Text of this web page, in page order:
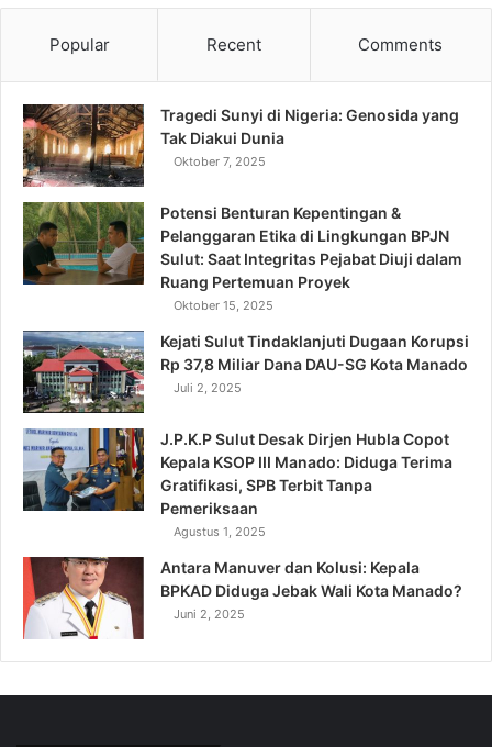
Popular Recent Comments
Tragedi Sunyi di Nigeria: Genosida yang
Tak Diakui Dunia
Oktober 7, 2025
Potensi Benturan Kepentingan &
Pelanggaran Etika di Lingkungan BPJN
Sulut: Saat Integritas Pejabat Diuji dalam
Ruang Pertemuan Proyek
Oktober 15, 2025
Kejati Sulut Tindaklanjuti Dugaan Korupsi
Rp 37,8 Miliar Dana DAU-SG Kota Manado
Juli 2, 2025
J.P.K.P Sulut Desak Dirjen Hubla Copot
Kepala KSOP III Manado: Diduga Terima
Gratifikasi, SPB Terbit Tanpa
Pemeriksaan
Agustus 1, 2025
Antara Manuver dan Kolusi: Kepala
BPKAD Diduga Jebak Wali Kota Manado?
Juni 2, 2025